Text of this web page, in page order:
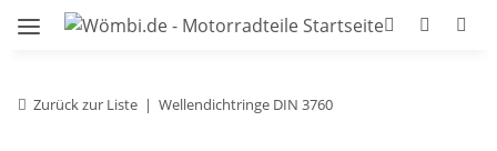
Zurück zur Liste Wellendichtringe DIN 3760